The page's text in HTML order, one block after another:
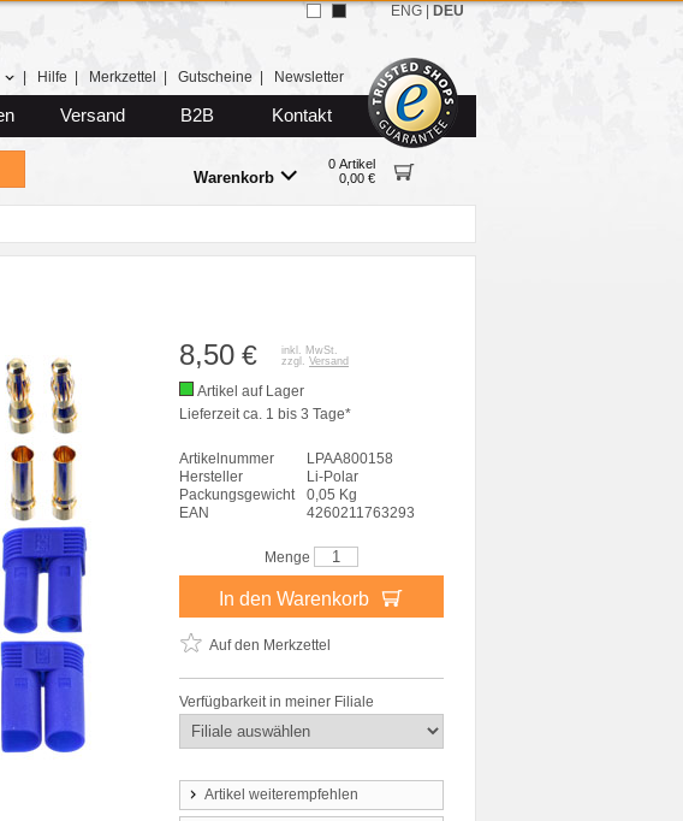
Hilfe Merkzettel Gutscheine Newsletter
Versand B2B Kontakt
Warenkorb
0 Artikel
0,00 €
ENG DEU
8,50 €
inkl. MwSt.
zzgl. Versand
Artikel auf Lager
Lieferzeit ca. 1 bis 3 Tage*
Artikelnummer
LPAA800158
Hersteller
Li-Polar
Packungsgewicht
0,05 Kg
EAN
4260211763293
Menge
In den Warenkorb
Auf den Merkzettel
Verfügbarkeit in meiner Filiale
Artikel weiterempfehlen